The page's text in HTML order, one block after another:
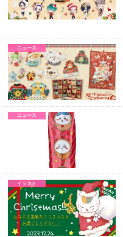
ニュース
ニュース
イラスト